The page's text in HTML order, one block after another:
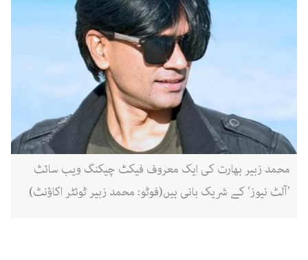
محمد زبیر بھارت کی ایک معروف فیکٹ چیکنگ ویب سائٹ
’آلٹ نیوز‘ کے شریک بانی ہیں(فوٹو: محمد زبیر ٹوئٹر اکاؤنٹ)